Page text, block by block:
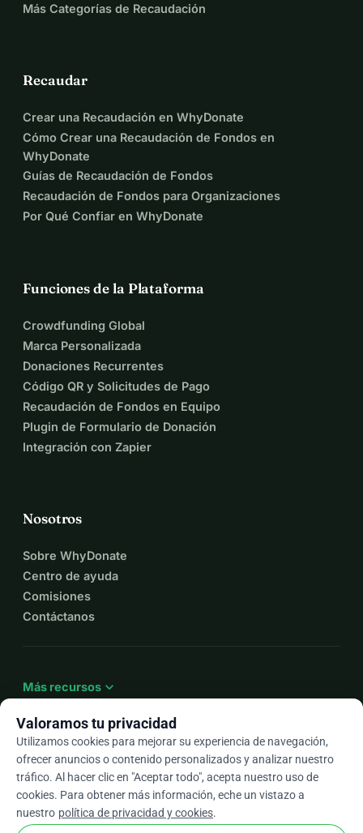
Más Categorías de Recaudación
Recaudar
Crear una Recaudación en WhyDonate
Cómo Crear una Recaudación de Fondos en
WhyDonate
Guías de Recaudación de Fondos
Recaudación de Fondos para Organizaciones
Por Qué Confiar en WhyDonate
Funciones de la Plataforma
Crowdfunding Global
Marca Personalizada
Donaciones Recurrentes
Código QR y Solicitudes de Pago
Recaudación de Fondos en Equipo
Plugin de Formulario de Donación
Integración con Zapier
Nosotros
Sobre WhyDonate
Centro de ayuda
Comisiones
Contáctanos
Más recursos expand_more
Esarrow_drop_down
★★★★★4,9 / 5 según más de 500 reseñas
Valoramos tu privacidad
Utilizamos cookies para mejorar su experiencia de navegación,
ofrecer anuncios o contenido personalizados y analizar nuestro
tráfico. Al hacer clic en "Aceptar todo", acepta nuestro uso de
cookies. Para obtener más información, eche un vistazo a
nuestro política de privacidad y cookies.